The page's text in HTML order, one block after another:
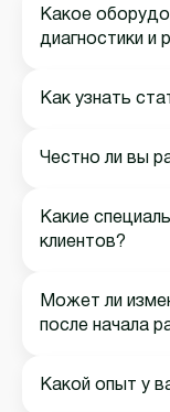
Какое
диагностики и
Как узнать
Честно ли вы
Какие
клиентов?
Может ли
после начала
Какой опыт у